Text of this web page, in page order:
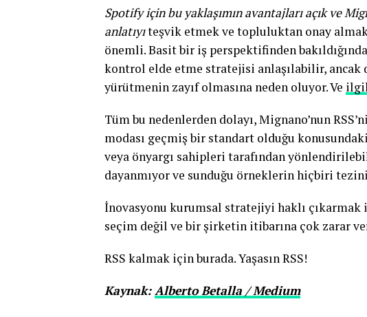
Spotify için bu yaklaşımın avantajları açık ve
anlatıyıteşvik etmek ve topluluktan onay almak
önemli. Basit bir iş perspektifinden
kontrol elde etme stratejisi anlaşılabilir, ancak
yürütmenin zayıf olmasına neden oluyor. Ve
Tüm bu nedenlerden dolayı, Mignano’nun
modası geçmiş bir standart olduğu
veya önyargı sahipleri tarafından
dayanmıyor ve sunduğu örneklerin hiçbiri
İnovasyonu kurumsal stratejiyi haklı
seçim değil ve bir şirketin itibarına çok zarar
RSS kalmak için burada. Yaşasın RSS!
Kaynak:Alberto Betalla / Medium